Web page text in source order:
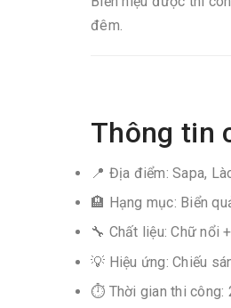
đêm.
Thông tin
📍 Địa điểm: Sapa,
🏨 Hạng mục: Biển
🔧 Chất liệu: Chữ nổi
💡 Hiệu ứng: Chiếu
⏱ Thời gian thi công: